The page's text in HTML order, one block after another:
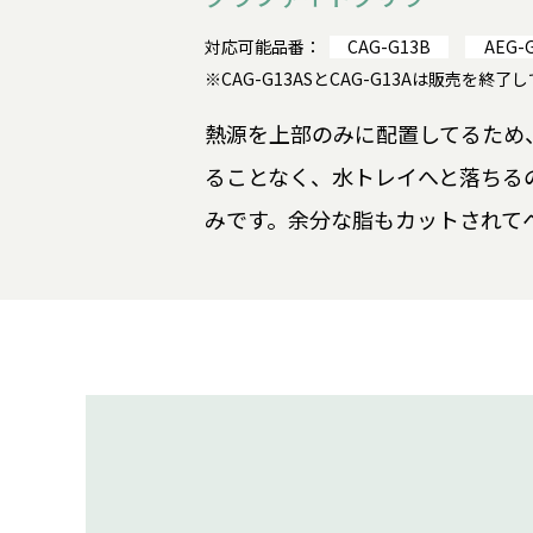
対応可能品番： CAG-G13B AEG-
※CAG-G13ASとCAG-G13Aは販売を終了し
熱源を上部のみに配置してるた
ることなく、水トレイへと落ち
みです。余分な脂もカットされて